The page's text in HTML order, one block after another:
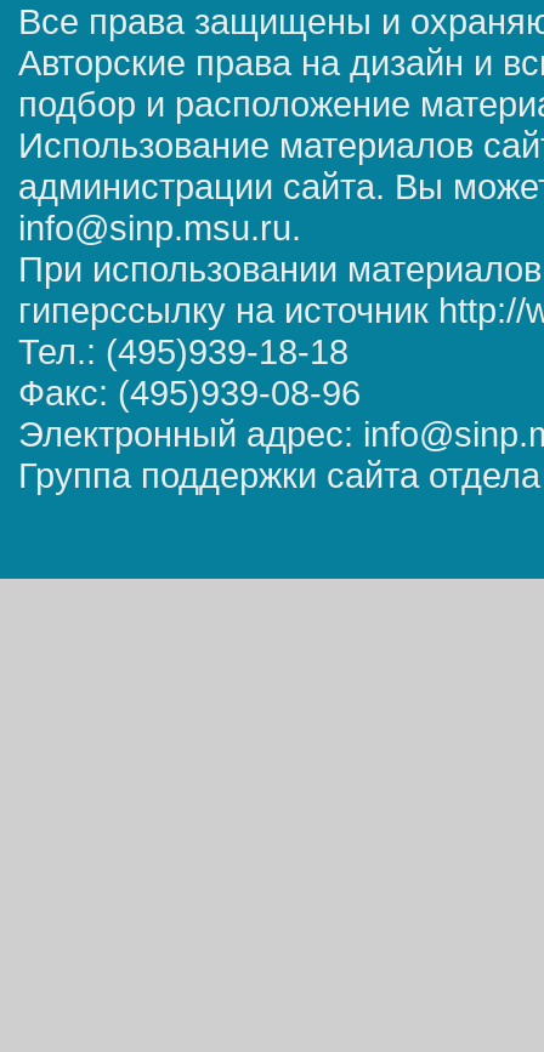
Все права защищены и
Авторские права на дизайн и
подбор и расположение
Использование материалов
администрации сайта. Вы
info@sinp.msu.ru.
При использовании
гиперссылку на источник
Тел.: (495)939-18-18
Факс: (495)939-08-96
Электронный адрес:
Группа поддержки сайта